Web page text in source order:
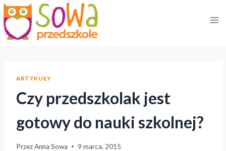
Przejdź
do
treści
ARTYKUŁY
Czy przedszkolak jest
gotowy do nauki szkolnej?
PrzezAnna Sowa 9 marca, 2015